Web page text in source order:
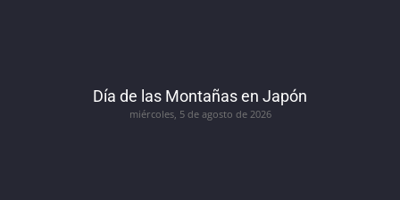
Día de las Montañas en Japón
miércoles, 5 de agosto de 2026